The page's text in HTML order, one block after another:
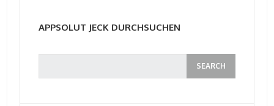
APPSOLUT JECK DURCHSUCHEN